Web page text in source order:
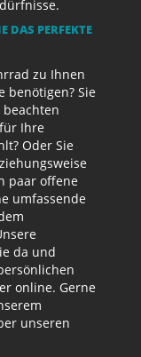
DAS PERFEKTE
zu Ihnen
benötigen? Sie
beachten
Ihre
Oder Sie
paar offene
umfassende
da und
online. Gerne
unseren